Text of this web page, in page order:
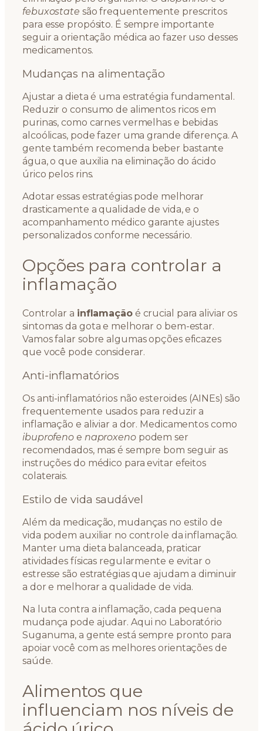
febuxostate são frequentemente prescritos
para esse propósito. É sempre importante
seguir a orientação médica ao fazer uso desses
medicamentos.
Mudanças na alimentação
Ajustar a dieta é uma estratégia fundamental.
Reduzir o consumo de alimentos ricos em
purinas, como carnes vermelhas e bebidas
alcoólicas, pode fazer uma grande diferença. A
gente também recomenda beber bastante
água, o que auxilia na eliminação do ácido
úrico pelos rins.
Adotar essas estratégias pode melhorar
drasticamente a qualidade de vida, e o
acompanhamento médico garante ajustes
personalizados conforme necessário.
Opções para controlar a
inflamação
Controlar a inflamaçãoé crucial para aliviar os
sintomas da gota e melhorar o bem-estar.
Vamos falar sobre algumas opções eficazes
que você pode considerar.
Anti-inflamatórios
Os anti-inflamatórios não esteroides (AINEs) são
frequentemente usados para reduzir a
inflamação e aliviar a dor. Medicamentos como
ibuprofeno e naproxenopodem ser
recomendados, mas é sempre bom seguir as
instruções do médico para evitar efeitos
colaterais.
Estilo de vida saudável
Além da medicação, mudanças no estilo de
vida podem auxiliar no controle da inflamação.
Manter uma dieta balanceada, praticar
atividades físicas regularmente e evitar o
estresse são estratégias que ajudam a diminuir
a dor e melhorar a qualidade de vida.
Na luta contra a inflamação, cada pequena
mudança pode ajudar. Aqui no Laboratório
Suganuma, a gente está sempre pronto para
apoiar você com as melhores orientações de
saúde.
Alimentos que
influenciam nos níveis de